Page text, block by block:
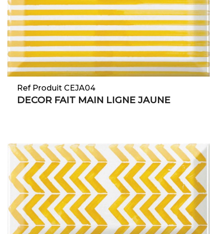
Ref Produit CEJA04
DECOR FAIT MAIN LIGNE JAUNE